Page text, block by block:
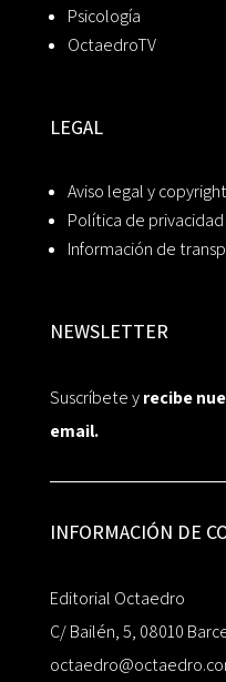
Psicología
OctaedroTV
LEGAL
Aviso legal y copyright
Política de privacidad
Información de
NEWSLETTER
Suscríbete yrecibe
email.
INFORMACIÓN DE
Editorial Octaedro
C/ Bailén, 5, 08010